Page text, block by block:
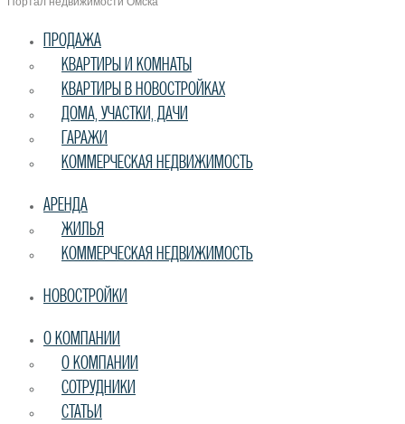
ПРОДАЖА
КВАРТИРЫ И КОМНАТЫ
КВАРТИРЫ В НОВОСТРОЙКАХ
ДОМА, УЧАСТКИ, ДАЧИ
ГАРАЖИ
КОММЕРЧЕСКАЯ НЕДВИЖИМОСТЬ
АРЕНДА
ЖИЛЬЯ
КОММЕРЧЕСКАЯ НЕДВИЖИМОСТЬ
НОВОСТРОЙКИ
О КОМПАНИИ
О КОМПАНИИ
СОТРУДНИКИ
СТАТЬИ